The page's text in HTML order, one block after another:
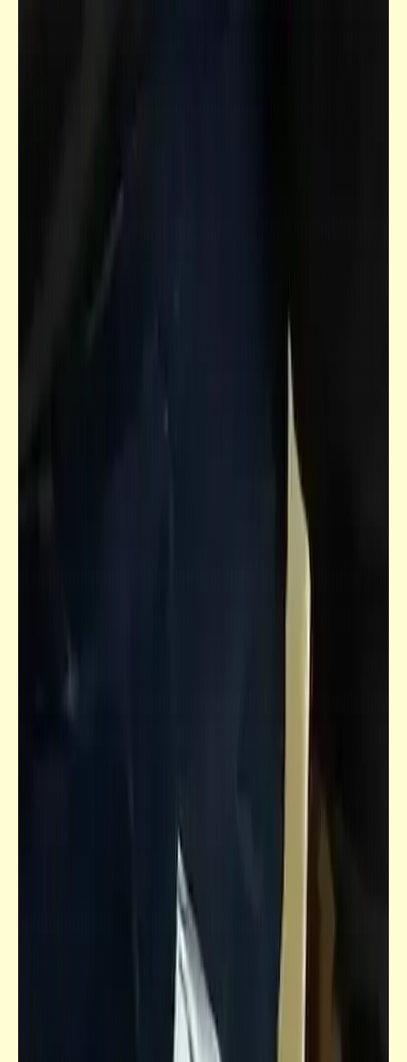
قصص_قصص تيك أواي ساخرة
من يصنع المعروف في غير أهله .. يلاقي الذي
لاقى مجير أم عامر | قصص تيك أواي ساخرة | د.
أحمد صادق
| د. أحمد صادق
قصص_قصص للأطفال والشباب
قصص للأطفال والشباب | وليمة الدببة (3)